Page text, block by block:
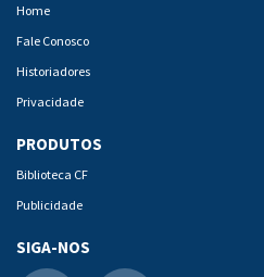
Home
Fale Conosco
Historiadores
Privacidade
PRODUTOS
Biblioteca CF
Publicidade
SIGA-NOS